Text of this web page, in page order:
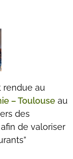
rendue au
– Toulouse au
des
de valoriser